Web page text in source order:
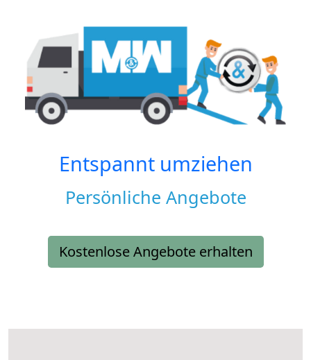
Entspannt umziehen
Persönliche Angebote
Kostenlose Angebote erhalten